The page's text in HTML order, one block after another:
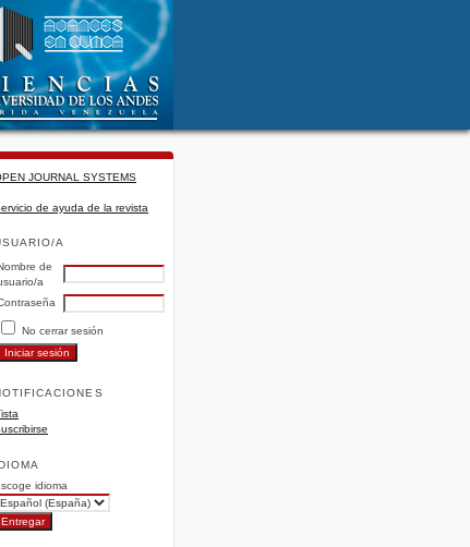
JOURNAL SYSTEMS
de ayuda de la revista
A
de
a
No cerrar sesión
idioma